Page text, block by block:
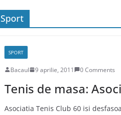
Sport
SPORT
Bacaul 9 aprilie, 2011 0 Comments
Tenis de masa:
Asociatia Tenis Club 60 isi